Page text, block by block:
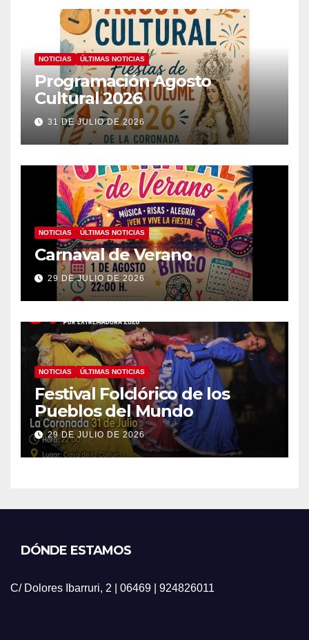
NOTICIAS ÚLTIMAS NOTICIAS
Programación Agosto
Cultural 2026
31 DE JULIO DE 2026
NOTICIAS ÚLTIMAS NOTICIAS
Carnaval de Verano
29 DE JULIO DE 2026
NOTICIAS ÚLTIMAS NOTICIAS
Festival Folclórico de los
Pueblos del Mundo
29 DE JULIO DE 2026
DÓNDE ESTAMOS
C/ Dolores Ibarruri, 2 | 06469 | 924826011